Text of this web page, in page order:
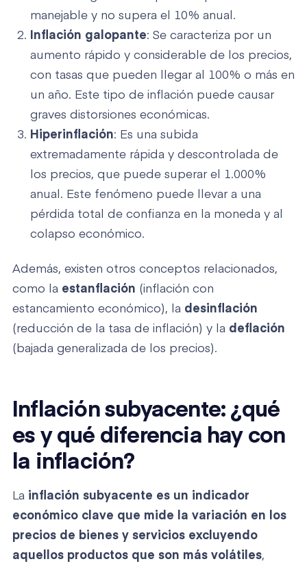
manejable y no supera el 10% anual.
Inflación galopante: Se caracteriza por un
aumento rápido y considerable de los precios,
con tasas que pueden llegar al 100% o más en
un año. Este tipo de inflación puede causar
graves distorsiones económicas.
Hiperinflación: Es una subida
extremadamente rápida y descontrolada de
los precios, que puede superar el 1.000%
anual. Este fenómeno puede llevar a una
pérdida total de confianza en la moneda y al
colapso económico.
Además, existen otros conceptos relacionados,
como la estanflación (inflación con
estancamiento económico), la desinflación
(reducción de la tasa de inflación) y la deflación
(bajada generalizada de los precios).
Inflación subyacente: ¿qué
es y qué diferencia hay con
la inflación?
La inflación subyacente es un indicador
económico clave que mide la variación en los
precios de bienes y servicios excluyendo
aquellos productos que son más volátiles,